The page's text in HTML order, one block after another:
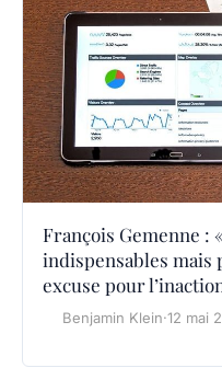
François Gemenne :
indispensables mais
excuse pour
Benjamin Klein·12 mai